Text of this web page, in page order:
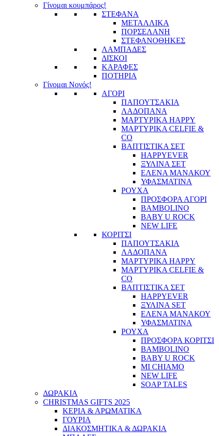
Γίνομαι κουμπάρος!
ΣΤΕΦΑΝΑ
ΜΕΤΑΛΛΙΚΑ
ΠΟΡΣΕΛΑΝΗ
ΣΤΕΦΑΝΟΘΗΚΕΣ
ΛΑΜΠΑΔΕΣ
ΔΙΣΚΟΙ
ΚΑΡΑΦΕΣ
ΠΟΤΗΡΙΑ
Γίνομαι Νονός!
ΑΓΟΡΙ
ΠΑΠΟΥΤΣΑΚΙΑ
ΛΑΔΟΠΑΝΑ
ΜΑΡΤΥΡΙΚΑ HAPPY
ΜΑΡΤΥΡΙΚΑ CELFIE &
CO
ΒΑΠΤΙΣΤΙΚΑ ΣΕΤ
HAPPYEVER
ΞΥΛΙΝΑ ΣΕΤ
ΕΛΕΝΑ ΜΑΝΑΚΟΥ
ΥΦΑΣΜΑΤΙΝΑ
ΡΟΥΧΑ
ΠΡΟΣΦΟΡΑ ΑΓΟΡΙ
BAMBOLINO
BABY U ROCK
NEW LIFE
ΚΟΡΙΤΣΙ
ΠΑΠΟΥΤΣΑΚΙΑ
ΛΑΔΟΠΑΝΑ
ΜΑΡΤΥΡΙΚΑ HAPPY
ΜΑΡΤΥΡΙΚΑ CELFIE &
CO
ΒΑΠΤΙΣΤΙΚΑ ΣΕΤ
HAPPYEVER
ΞΥΛΙΝΑ SET
ΕΛΕΝΑ ΜΑΝΑΚΟΥ
ΥΦΑΣΜΑΤΙΝΑ
ΡΟΥΧΑ
ΠΡΟΣΦΟΡΑ ΚΟΡΙΤΣΙ
BAMBOLINO
BABY U ROCK
MI CHIAMO
NEW LIFE
SOAP TALES
ΔΩΡΑΚΙΑ
CHRISTMAS GIFTS 2025
ΚΕΡΙΑ & ΑΡΩΜΑΤΙΚΑ
ΓΟΥΡΙΑ
ΔΙΑΚΟΣΜΗΤΙΚΑ & ΔΩΡΑΚΙΑ